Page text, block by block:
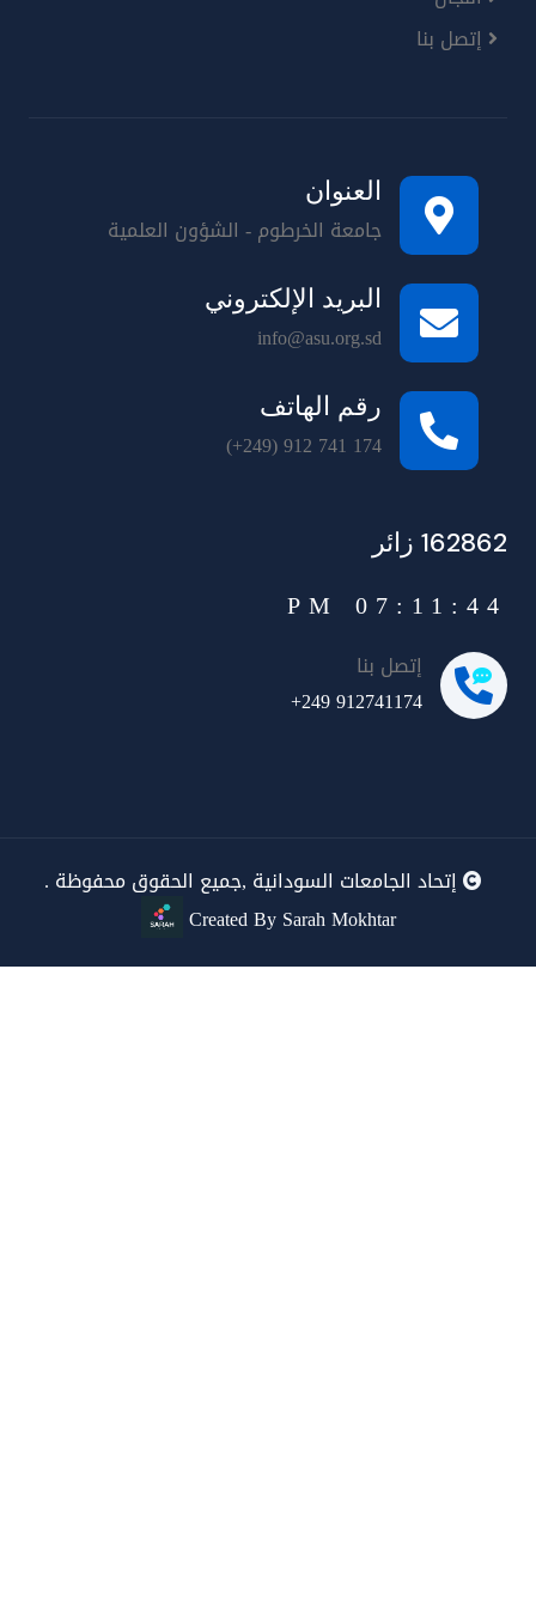
إتصل بنا
العنوان
جامعة الخرطوم - الشؤون العلمية
البريد الإلكتروني
info@asu.org.sd
رقم الهاتف
(+249) 912 741 174
162862 زائر
07:11:45 PM
إتصل بنا
+249 912741174
إتحاد الجامعات السودانية ,جميع الحقوق محفوظة .
Created By Sarah Mokhtar